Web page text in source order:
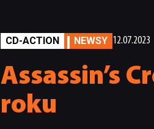
CD-ACTION NEWSY 12.07.2023
Assassin’s
roku